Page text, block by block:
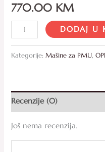
770.00 KM
DODAJ U
Kategorije:Mašine za PMU,
Recenzije (0)
Još nema recenzija.